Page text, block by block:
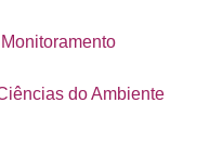
do Ambiente